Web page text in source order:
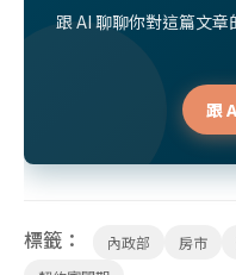
跟 AI 聊聊你對這篇文
跟
標籤： 內政部 房市